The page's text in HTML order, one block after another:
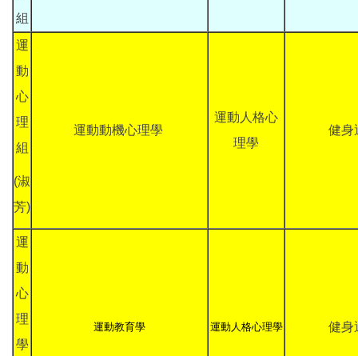
組
運
動
心
理
組
(淑
芳)
運動動機心理學
運動人格心
理學
健身
運
動
心
理
學
運動教育學 運動人格心理學 健身